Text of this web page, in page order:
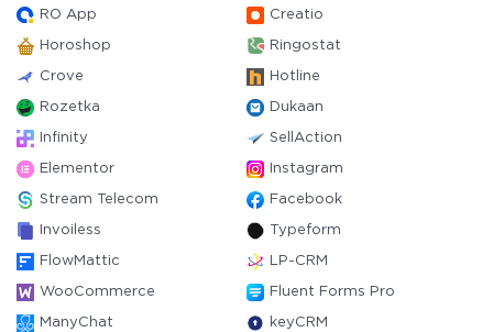
RO App Creatio
Horoshop Ringostat
Crove Hotline
Rozetka Dukaan
Infinity SellAction
Elementor Instagram
Stream Telecom Facebook
Invoiless Typeform
FlowMattic LP-CRM
WooCommerce Fluent Forms Pro
ManyChat keyCRM